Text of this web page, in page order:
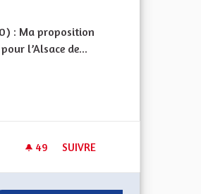
: Ma proposition
l’Alsace de...
: Autres
49 49 ABONNÉS
SUIVRE